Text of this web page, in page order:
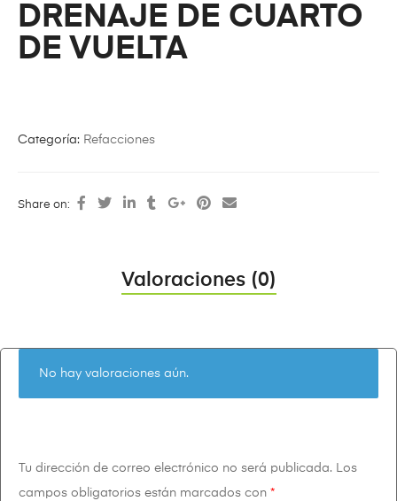
DRENAJE DE CUARTO
DE VUELTA
Categoría: Refacciones
Share on:
Valoraciones (0)
No hay valoraciones aún.
Tu dirección de correo electrónico no será publicada. Los
campos obligatorios están marcados con *